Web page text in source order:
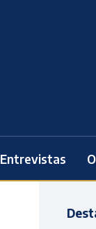
Entrevistas